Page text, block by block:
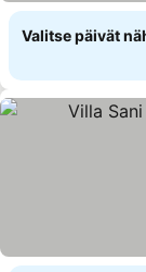
Valitse päivät